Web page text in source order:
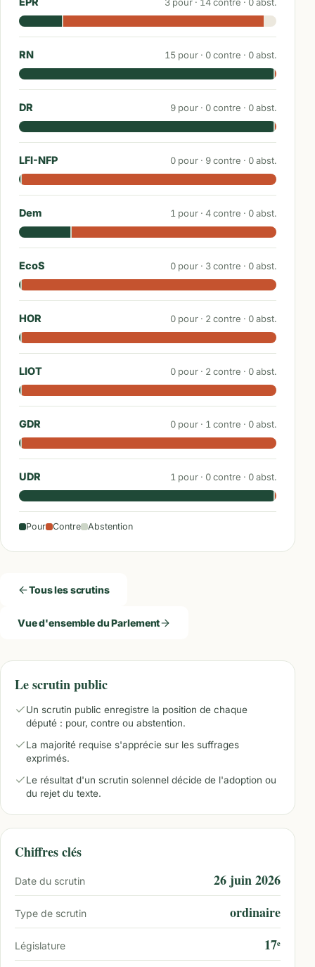
RN 15 pour · 0contre · 0abst.
DR 9 pour · 0contre · 0abst.
LFI-NFP 0 pour · 9contre · 0abst.
Dem 1 pour · 4contre · 0abst.
EcoS 0 pour · 3contre · 0abst.
HOR 0 pour · 2 contre · 0abst.
LIOT 0 pour · 2 contre · 0abst.
GDR 0 pour · 1 contre · 0abst.
UDR 1 pour · 0contre · 0abst.
Pour Contre Abstention
Tous les scrutins
Vue d'ensemble du Parlement
Le scrutin public
Un scrutin public enregistre la position de chaque
député : pour, contre ou abstention.
La majorité requise s'apprécie sur les suffrages
exprimés.
Le résultat d'un scrutin solennel décide de l'adoption ou
du rejet du texte.
Chiffres clés
Date du scrutin 26 juin 2026
Type de scrutin ordinaire
Législature 17ᵉ